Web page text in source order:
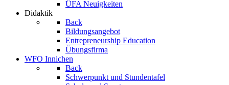
ÜFA Neuigkeiten
Didaktik
Back
Bildungsangebot
Entrepreneurship Education
Übungsfirma
WFO Innichen
Back
Schwerpunkt und Stundentafel